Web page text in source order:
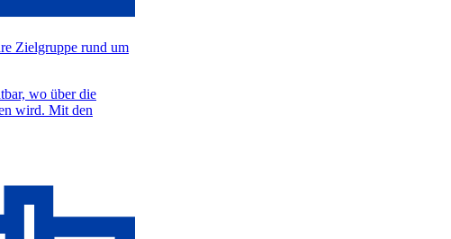
Zielgruppe rund um
wo über die
wird. Mit den